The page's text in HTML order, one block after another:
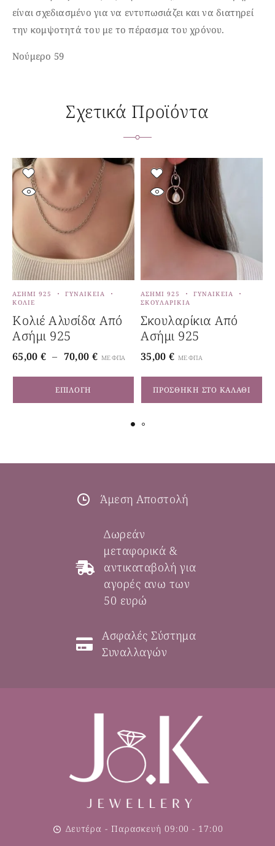
είναι σχεδιασμένο για να εντυπωσιάζει και να διατηρεί
την κομψοτητά του με το πέρασμα του χρόνου.
Νούμερο 59
Σχετικά Προϊόντα
ΕΠΙΛΟΓΉ
ΑΣΉΜΙ 925
ΓΥΝΑΙΚΕΊΑ
ΚΟΛΙΈ
Κολιέ Αλυσίδα Από
Ασήμι 925
65,00 € – 70,00 € ΜΕ ΦΠΑ
ΠΡΟΣΘΉΚΗ ΣΤΟ ΚΑΛΆΘΙ
ΑΣΉΜΙ 925
ΓΥΝΑΙΚΕΊΑ
ΣΚΟΥΛΑΡΊΚΙΑ
Σκουλαρίκια Από
Ασήμι 925
35,00 € ΜΕ ΦΠΑ
Άμεση Αποστολή
Δωρεάν
μεταφορικά &
αντικαταβολή για
αγορές ανω των
50 ευρώ
Ασφαλές Σύστημα
Συναλλαγών
Δευτέρα - Παρασκευή 09:00 - 17:00